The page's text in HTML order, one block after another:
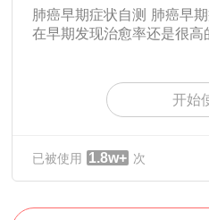
肺癌早期症状自测 肺癌早
在早期发现治愈率还是很高
开始
已被使用 1.8w+ 次